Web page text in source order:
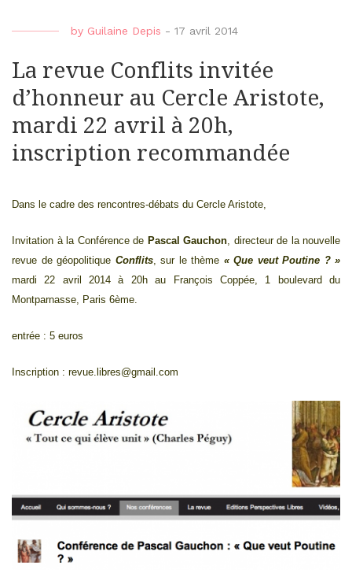
by Guilaine Depis - 17 avril 2014
La revue Conflits invitée
d’honneur au Cercle Aristote,
mardi 22 avril à 20h,
inscription recommandée
Dans le cadre des rencontres-débats du Cercle Aristote,
Invitation à la Conférence de Pascal Gauchon, directeur de la nouvelle
revue de géopolitique Conflits, sur le thème « Que veut Poutine ? »
mardi 22 avril 2014 à 20h au François Coppée, 1 boulevard du
Montparnasse, Paris 6ème.
entrée : 5 euros
Inscription : revue.libres@gmail.com